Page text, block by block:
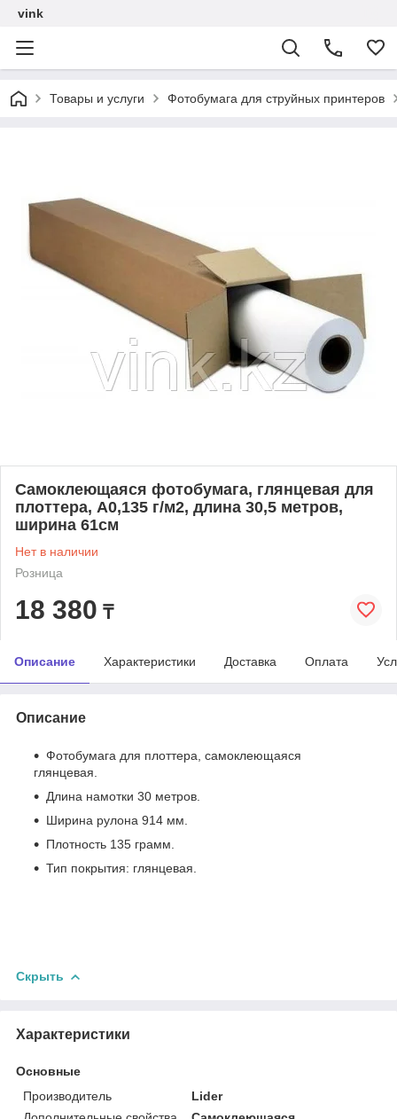
vink
Товары и услуги Фотобумага для струйных принтеров
Cамоклеющаяся фотобумага, глянцевая для
плоттера, A0,135 г/м2, длина 30,5 метров,
ширина 61см
Нет в наличии
Розница
18 380 ₸
Описание Характеристики Доставка Оплата
Описание
Фотобумага для плоттера, самоклеющаяся
глянцевая.
Длина намотки 30 метров.
Ширина рулона 914 мм.
Плотность 135 грамм.
Тип покрытия: глянцевая.
Скрыть
Характеристики
Основные
Производитель
Lider